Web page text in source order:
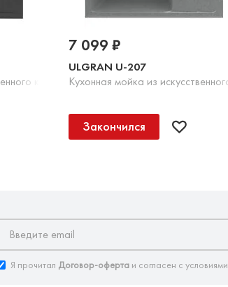
камня, 344 Ультра-черный
ULGRAN U-207
Кухонная мойка из
7 099 ₽
Закончился
Я прочитал Договор-офертаи согласен с условиями